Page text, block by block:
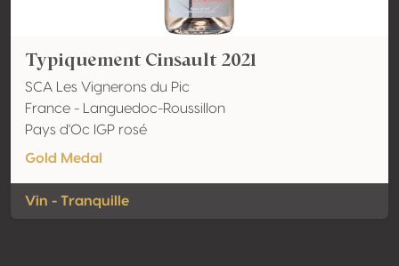
Typiquement Cinsault 2021
SCA Les Vignerons du Pic
France - Languedoc-Roussillon
Pays d'Oc IGP rosé
Gold Medal
Vin - Tranquille